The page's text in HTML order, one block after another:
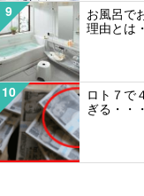
9
お風呂で
理由とは
10
ロト７で
ぎる・・・